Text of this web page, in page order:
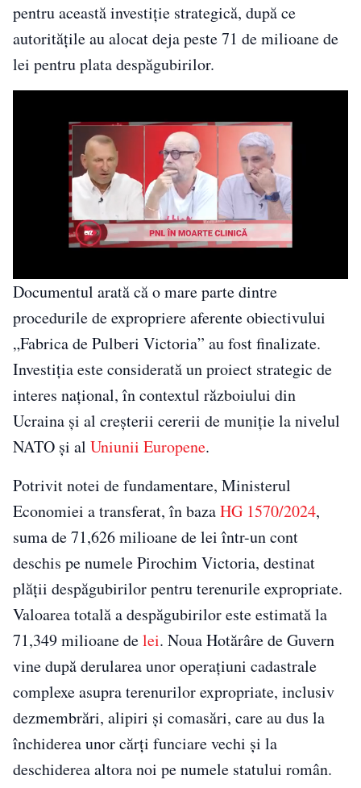
pentru această investiție strategică, după ce
autoritățile au alocat deja peste 71 de milioane de
lei pentru plata despăgubirilor.
Documentul arată că o mare parte dintre
procedurile de expropriere aferente obiectivului
„Fabrica de Pulberi Victoria” au fost finalizate.
Investiția este considerată un proiect strategic de
interes național, în contextul războiului din
Ucraina și al creșterii cererii de muniție la nivelul
NATO și al Uniunii Europene.
Potrivit notei de fundamentare, Ministerul
Economiei a transferat, în bazaHG 1570/2024,
suma de 71,626 milioane de lei într-un cont
deschis pe numele Pirochim Victoria, destinat
plății despăgubirilor pentru terenurile expropriate.
Valoarea totală a despăgubirilor este estimată la
71,349 milioane delei. Noua Hotărâre de Guvern
vine după derularea unor operațiuni cadastrale
complexe asupra terenurilor expropriate, inclusiv
dezmembrări, alipiri și comasări, care au dus la
închiderea unor cărți funciare vechi și la
deschiderea altora noi pe numele statului român.